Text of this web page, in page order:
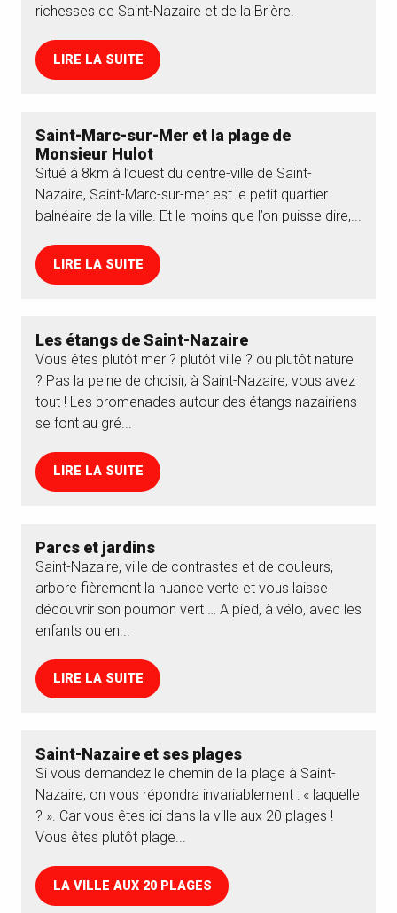
richesses de Saint-Nazaire et de la Brière.
LIRE LA SUITE
Saint-Marc-sur-Mer et la plage de
Monsieur Hulot
Situé à 8km à l’ouest du centre-ville de Saint-
Nazaire, Saint-Marc-sur-mer est le petit quartier
balnéaire de la ville. Et le moins que l’on puisse dire,...
LIRE LA SUITE
Les étangs de Saint-Nazaire
Vous êtes plutôt mer ? plutôt ville ? ou plutôt nature
? Pas la peine de choisir, à Saint-Nazaire, vous avez
tout ! Les promenades autour des étangs nazairiens
se font au gré...
LIRE LA SUITE
Parcs et jardins
Saint-Nazaire, ville de contrastes et de couleurs,
arbore fièrement la nuance verte et vous laisse
découvrir son poumon vert … A pied, à vélo, avec les
enfants ou en...
LIRE LA SUITE
Saint-Nazaire et ses plages
Si vous demandez le chemin de la plage à Saint-
Nazaire, on vous répondra invariablement : « laquelle
? ». Car vous êtes ici dans la ville aux 20 plages !
Vous êtes plutôt plage...
LA VILLE AUX 20 PLAGES